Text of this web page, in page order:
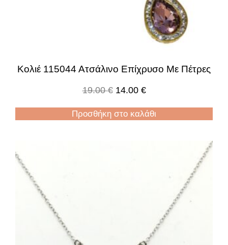
Κολιέ 115044 Ατσάλινο Επίχρυσο Με Πέτρες
19.00€ 14.00 €
Προσθήκη στο καλάθι